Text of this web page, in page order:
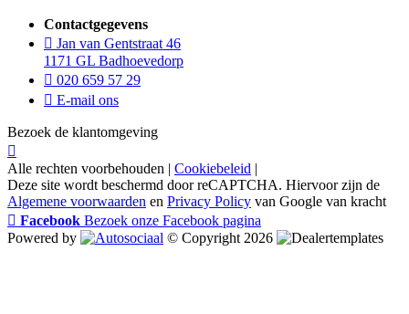
Contactgegevens
Jan van Gentstraat 46
1171 GL Badhoevedorp
020 659 57 29
E-mail ons
Bezoek de klantomgeving
Alle rechten voorbehouden | Cookiebeleid |
Deze site wordt beschermd door reCAPTCHA. Hiervoor zijn de
Algemene voorwaarden en Privacy Policy van Google van kracht
Facebook Bezoek onze Facebook pagina
Powered by
© Copyright 2026